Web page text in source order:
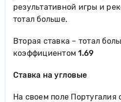
результативной игры и
тотал больше.
Вторая ставка – тотал
коэффициентом1.69
Ставка на угловые
На своем поле Португалия